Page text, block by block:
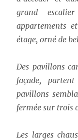
grand
appartements
étage, orné de
Des pavillons
façade,
pavillons
fermée sur trois
Les larges